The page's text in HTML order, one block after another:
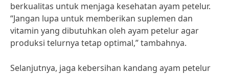
berkualitas untuk menjaga kesehatan ayam petelur.
“Jangan lupa untuk memberikan suplemen dan
vitamin yang dibutuhkan oleh ayam petelur agar
produksi telurnya tetap optimal,” tambahnya.
Selanjutnya, jaga kebersihan kandang ayam petelur